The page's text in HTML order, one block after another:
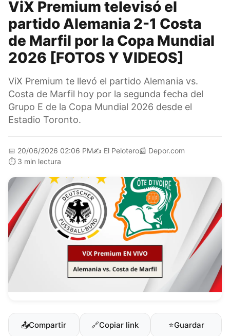
ViX Premium televisó el
partido Alemania 2-1 Costa
de Marfil por la Copa Mundial
2026 [FOTOS Y VIDEOS]
ViX Premium te llevó el partido Alemania vs.
Costa de Marfil hoy por la segunda fecha del
Grupo E de la Copa Mundial 2026 desde el
Estadio Toronto.
📅 20/06/2026 02:06 PM✍️ El Pelotero📰 Depor.com
⏱️ 3 min lectura
📤Compartir 🔗Copiar link ⭐Guardar